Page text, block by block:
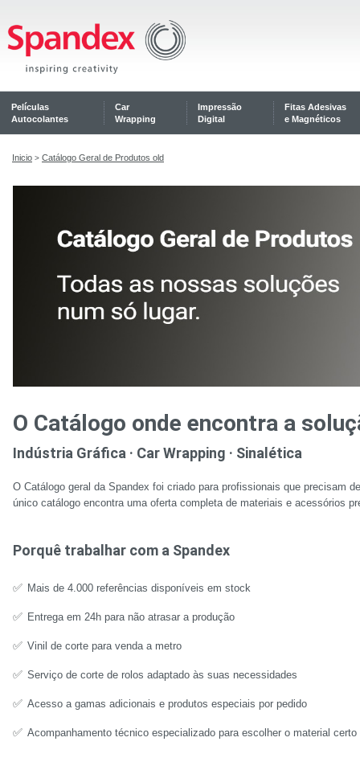
Películas
Autocolantes
Car
Wrapping
Impressão
Digital
Fitas Adesivas
e Magnéticos
Inicio > Catálogo Geral de Produtos old
O Catálogo onde encontra a
Indústria Gráfica · Car Wrapping · Sinalética
O Catálogo geral da Spandex foi criado para profissionais que precisam
único catálogo encontra uma oferta completa de materiais e acessórios
Porquê trabalhar com a Spandex
✅ Mais de 4.000 referências disponíveis em stock
✅ Entrega em 24h para não atrasar a produção
✅ Vinil de corte para venda a metro
✅ Serviço de corte de rolos adaptado às suas necessidades
✅ Acesso a gamas adicionais e produtos especiais por pedido
✅ Acompanhamento técnico especializado para escolher o material certo